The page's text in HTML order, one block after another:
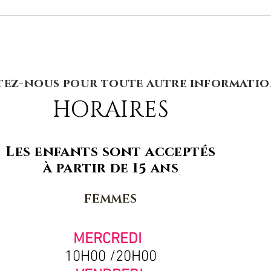
nous pour toute autre
HORAIRES
Les enfants sont acceptés
à partir de 15 ans
FEMMES
MERCREDI
10H00 /20H00